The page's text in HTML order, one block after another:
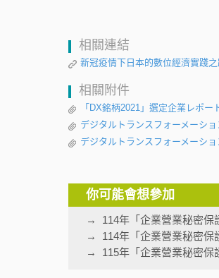
相關連結
新冠疫情下日本的數位經濟實踐
相關附件
「DX銘柄2021」選定企業レポー
デジタルトランスフォーメーシ
デジタルトランスフォーメーシ
你可能會想參加
114年「企業營業秘密保
114年「企業營業秘密保
115年「企業營業秘密保